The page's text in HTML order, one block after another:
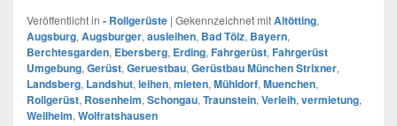
Veröffentlicht in - Rollgerüste | Gekennzeichnet mitAltötting,
Augsburg, Augsburger, ausleihen, Bad Tölz, Bayern,
Berchtesgarden, Ebersberg, Erding, Fahrgerüst, Fahrgerüst
Umgebung, Gerüst, Geruestbau, Gerüstbau München Strixner,
Landsberg, Landshut, leihen, mieten, Mühldorf, Muenchen,
Rollgerüst, Rosenheim, Schongau, Traunstein, Verleih, vermietung,
Weilheim, Wolfratshausen